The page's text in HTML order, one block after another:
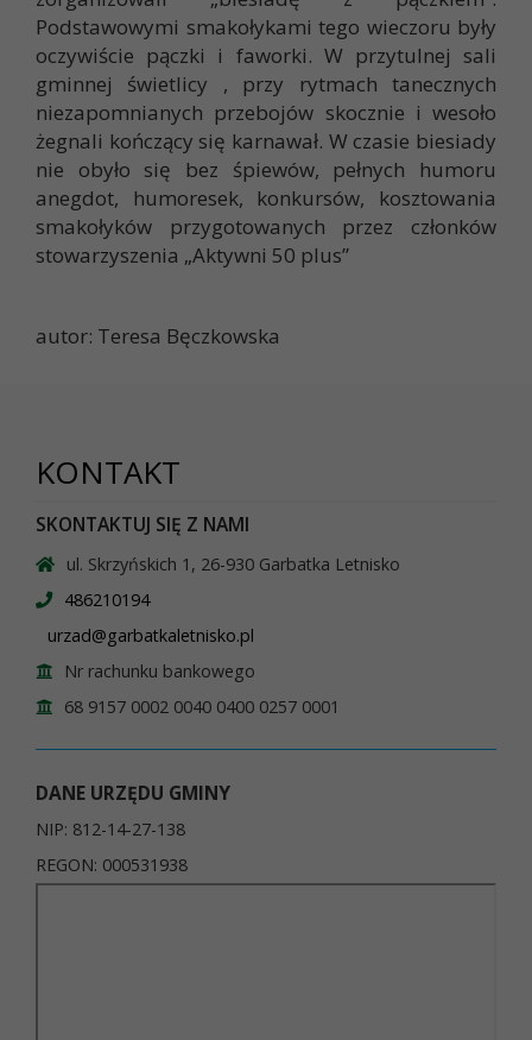
Podstawowymi smakołykami tego wieczoru były
oczywiście pączki i faworki. W przytulnej sali
gminnej świetlicy , przy rytmach tanecznych
niezapomnianych przebojów skocznie i wesoło
żegnali kończący się karnawał. W czasie biesiady
nie obyło się bez śpiewów, pełnych humoru
anegdot, humoresek, konkursów, kosztowania
smakołyków przygotowanych przez członków
stowarzyszenia „Aktywni 50 plus”
autor: Teresa Bęczkowska
KONTAKT
SKONTAKTUJ SIĘ Z NAMI
ul. Skrzyńskich 1, 26-930 Garbatka Letnisko
486210194
urzad@garbatkaletnisko.pl
Nr rachunku bankowego
68 9157 0002 0040 0400 0257 0001
DANE URZĘDU GMINY
NIP: 812-14-27-138
REGON: 000531938